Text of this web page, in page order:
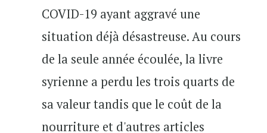
COVID-19 ayant aggravé une
situation déjà désastreuse. Au cours
de la seule année écoulée, la livre
syrienne a perdu les trois quarts de
sa valeur tandis que le coût de la
nourriture et d'autres articles